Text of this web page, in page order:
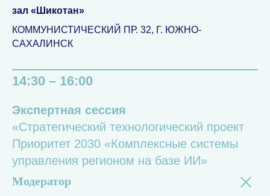
зал «Шикотан»
КОММУНИСТИЧЕСКИЙ ПР. 32, Г. ЮЖНО-
САХАЛИНСК
14:30 – 16:00
Экспертная сессия
«Стратегический технологический проект
Приоритет 2030 «Комплексные системы
управления регионом на базе ИИ»
Модератор